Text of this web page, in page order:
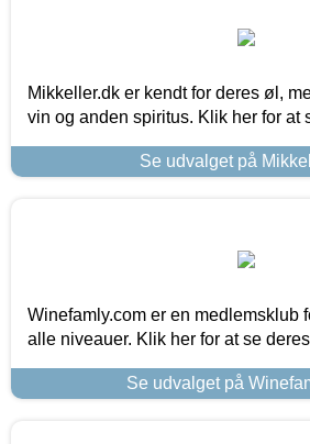
Mikkeller.dk er kendt for deres øl,
vin og anden spiritus. Klik her for at
Se udvalget på
Winefamly.com er en medlemsklub
alle niveauer. Klik her for at se
Se udvalget på